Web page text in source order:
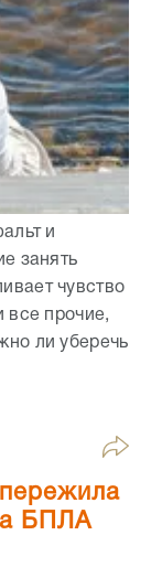
и
занять
чувство
все прочие,
ли уберечь
БПЛА